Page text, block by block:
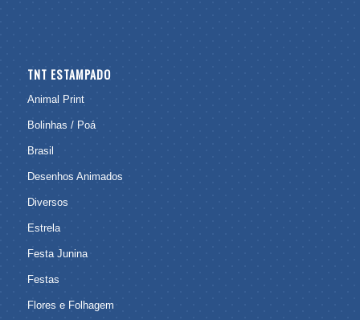
TNT ESTAMPADO
Animal Print
Bolinhas / Poá
Brasil
Desenhos Animados
Diversos
Estrela
Festa Junina
Festas
Flores e Folhagem